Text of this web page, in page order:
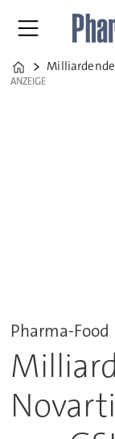
Home
ANZEIGE
ANZEIGE
Pharma-Food